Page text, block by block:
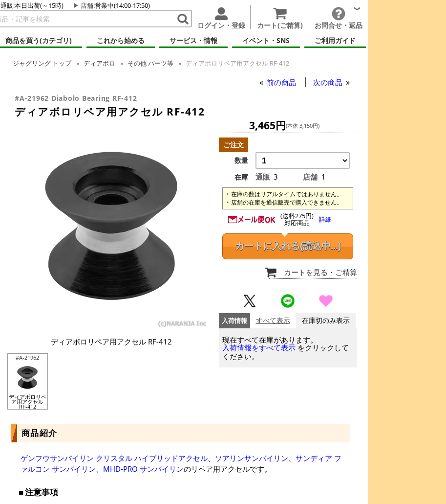
通販:本日出荷(～15時) 店舗:営業中(14:00-17:50)
ログイン・登録 カート(ご精算)
お問合せ・返品
商品を買う(カテゴリ)
これから始める サービス・情報 イベント・SNS ご利用ガイド
ジャグリング トップ ディアボロ その他 パーツ等 ディアボロリペア用アクセル RF-412
前の商品 次の商品
#A-21962 Diabolo Bearing RF-412
ディアボロリペア用アクセル RF-412
ディアボロリペア用アクセル RF-412
#A-21962
ディアボロリペ
ア用アクセル
RF-412
3,465円(本体 3,150円)
ご注文
数量
在庫
通販 3 店舗 1
在庫の数はリアルタイムではありません。
店舗の在庫を通信販売で購入できません。
(送料275円)
対応商品 詳細
カートに入れる(読込中...)
カートを見る ・ご精算
入荷情報 すべて表示 在庫切のみ表示
現在すべて在庫があります。
入荷情報をすべて表示 をクリックして
ください。
商品紹介
ゲンフウサンバイリン クリスタル ハイブリッドアクセル、 ソアリンサンバイリン、 サンディア フ
ァルコン サンバイリン、 MHD-PRO サンバイリンのリペア用アクセルです。
注意事項